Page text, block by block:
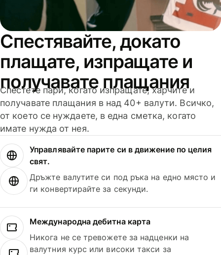
Спестявайте, докато
плащате, изпращате и
получавате плащания
Спестете пари, когато изпращате, харчите и
получавате плащания в над 40+ валути. Всичко,
от което се нуждаете, в една сметка, когато
имате нужда от нея.
Управлявайте парите си в движение по целия
свят.
Дръжте валутите си под ръка на едно място и
ги конвертирайте за секунди.
Международна дебитна карта
Никога не се тревожете за надценки на
валутния курс или високи такси за